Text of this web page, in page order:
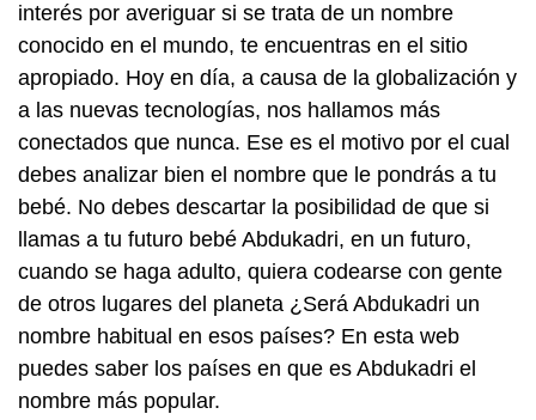
interés por averiguar si se trata de un nombre
conocido en el mundo, te encuentras en el sitio
apropiado. Hoy en día, a causa de la globalización y
a las nuevas tecnologías, nos hallamos más
conectados que nunca. Ese es el motivo por el cual
debes analizar bien el nombre que le pondrás a tu
bebé. No debes descartar la posibilidad de que si
llamas a tu futuro bebé Abdukadri, en un futuro,
cuando se haga adulto, quiera codearse con gente
de otros lugares del planeta ¿Será Abdukadri un
nombre habitual en esos países? En esta web
puedes saber los países en que es Abdukadri el
nombre más popular.